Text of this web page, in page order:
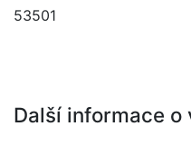
53501
Další informace o